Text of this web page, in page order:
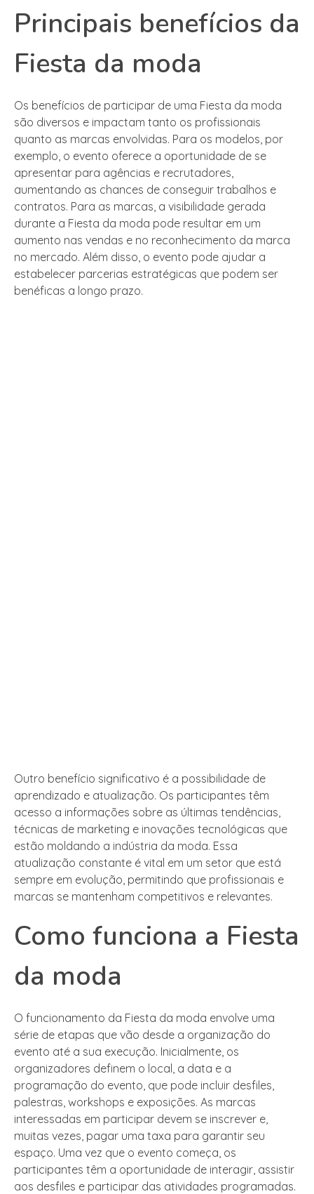
Principais benefícios da
Fiesta da moda
Os benefícios de participar de uma Fiesta da moda
são diversos e impactam tanto os profissionais
quanto as marcas envolvidas. Para os modelos, por
exemplo, o evento oferece a oportunidade de se
apresentar para agências e recrutadores,
aumentando as chances de conseguir trabalhos e
contratos. Para as marcas, a visibilidade gerada
durante a Fiesta da moda pode resultar em um
aumento nas vendas e no reconhecimento da marca
no mercado. Além disso, o evento pode ajudar a
estabelecer parcerias estratégicas que podem ser
benéficas a longo prazo.
Outro benefício significativo é a possibilidade de
aprendizado e atualização. Os participantes têm
acesso a informações sobre as últimas tendências,
técnicas de marketing e inovações tecnológicas que
estão moldando a indústria da moda. Essa
atualização constante é vital em um setor que está
sempre em evolução, permitindo que profissionais e
marcas se mantenham competitivos e relevantes.
Como funciona a Fiesta
da moda
O funcionamento da Fiesta da moda envolve uma
série de etapas que vão desde a organização do
evento até a sua execução. Inicialmente, os
organizadores definem o local, a data e a
programação do evento, que pode incluir desfiles,
palestras, workshops e exposições. As marcas
interessadas em participar devem se inscrever e,
muitas vezes, pagar uma taxa para garantir seu
espaço. Uma vez que o evento começa, os
participantes têm a oportunidade de interagir, assistir
aos desfiles e participar das atividades programadas.